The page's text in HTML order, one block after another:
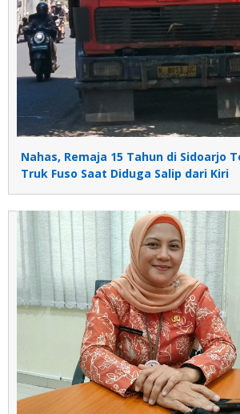
Nahas, Remaja 15 Tahun di Sidoarjo
Truk Fuso Saat Diduga Salip dari Kiri